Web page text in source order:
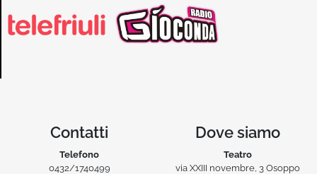
Contatti
Telefono
0432/1740499
Dove siamo
Teatro
via XXIII novembre, 3 Osoppo